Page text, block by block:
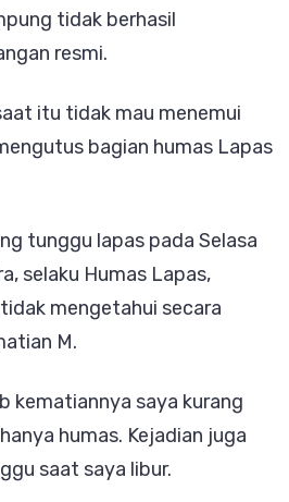
tidak berhasil
resmi.
itu tidak mau menemui
bagian humas Lapas
tunggu lapas pada Selasa
selaku Humas Lapas,
mengetahui secara
M.
kematiannya saya kurang
humas. Kejadian juga
saat saya libur.